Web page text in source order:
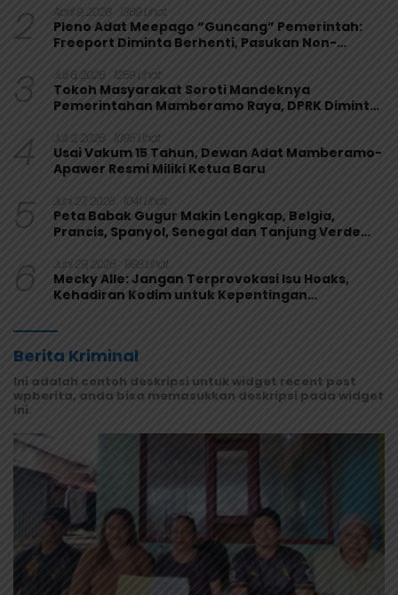
2 April 9, 2026 1369 Lihat
Pleno Adat Meepago “Guncang” Pemerintah:
Freeport Diminta Berhenti, Pasukan Non-
3 Juli 6, 2026 1259 Lihat
Tokoh Masyarakat Soroti Mandeknya
Pemerintahan Mamberamo Raya, DPRK Diminta
4 Juli 2, 2026 1095 Lihat
Usai Vakum 15 Tahun, Dewan Adat Mamberamo-
Apawer Resmi Miliki Ketua Baru
5 Juni 27, 2026 1041 Lihat
Peta Babak Gugur Makin Lengkap, Belgia,
Prancis, Spanyol, Senegal dan Tanjung Verde
6 Juni 29, 2026 998 Lihat
Mecky Alle: Jangan Terprovokasi Isu Hoaks,
Kehadiran Kodim untuk Kepentingan
Berita Kriminal
Ini adalah contoh deskripsi untuk widget recent post
wpberita, anda bisa memasukkan deskripsi pada widget
ini.